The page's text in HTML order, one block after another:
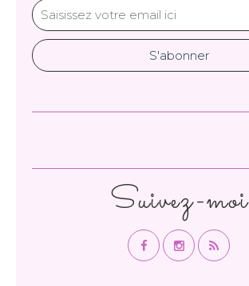
Suivez-moi